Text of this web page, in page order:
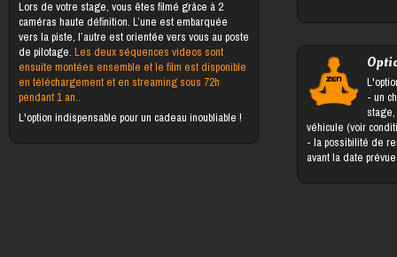
Lors de votre stage, vous êtes filmé grâce à 2
caméras haute définition. L’une est embarquée
vers la piste, l’autre est orientée vers vous au poste
de pilotage.Les deux séquences videos sont
ensuite montées ensemble et le film est disponible
en téléchargement et en streaming sous 72h
pendant 1 an..
L'option indispensable pour un cadeau inoubliable !
- un changement du bénéficiaire du
véhicule (voir
- la possibilité de reporter le stage jusqu'à 5 jours
avant la date